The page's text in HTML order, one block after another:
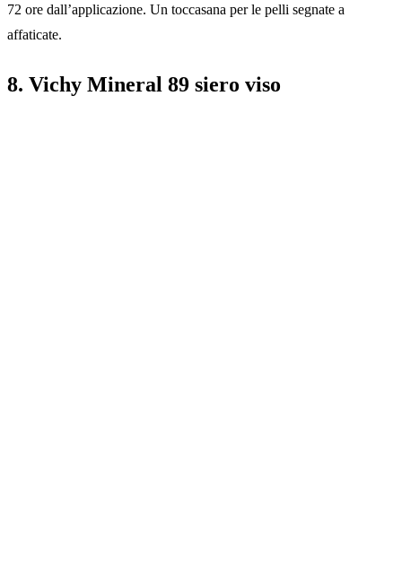
72 ore dall’applicazione. Un toccasana per le pelli segnate a
affaticate.
8. Vichy Mineral 89 siero viso